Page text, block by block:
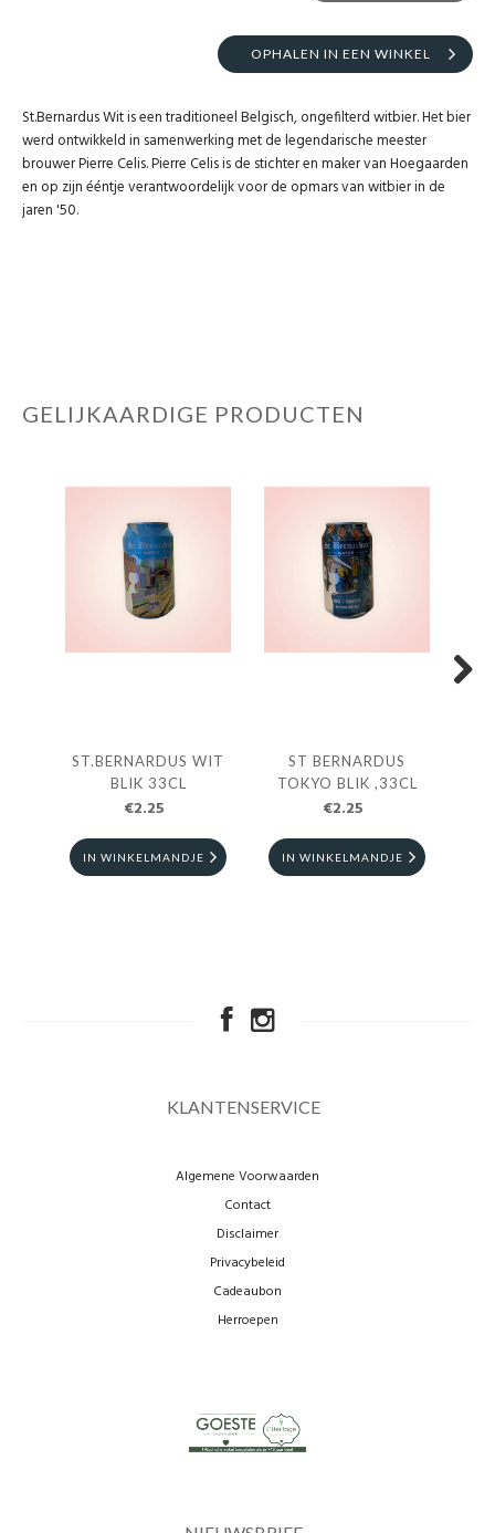
OPHALEN IN EEN WINKEL
St.Bernardus Wit is een traditioneel Belgisch, ongefilterd witbier. Het bier
werd ontwikkeld in samenwerking met de legendarische meester
brouwer Pierre Celis. Pierre Celis is de stichter en maker van Hoegaarden
en op zijn ééntje verantwoordelijk voor de opmars van witbier in de
jaren '50.
GELIJKAARDIGE PRODUCTEN
ST.BERNARDUS WIT
BLIK 33CL
€2.25
IN WINKELMANDJE
ST BERNARDUS
TOKYO BLIK ,33CL
€2.25
IN WINKELMANDJE
KLANTENSERVICE
Algemene Voorwaarden
Contact
Disclaimer
Privacybeleid
Cadeaubon
Herroepen